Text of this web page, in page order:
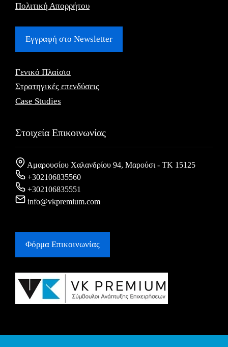
Πολιτική Απορρήτου
Εγγραφή στο Newsletter
Γενικό Πλαίσιο
Στρατηγικές επενδύσεις
Case Studies
Στοιχεία Επικοινωνίας
Αμαρουσίου Χαλανδρίου 94, Μαρούσι - ΤΚ 15125
+302106835560
+302106835551
info@vkpremium.com
Φόρμα Eπικοινωνίας